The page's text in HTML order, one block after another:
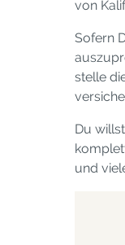
von
Sofern
stelle
Du
und